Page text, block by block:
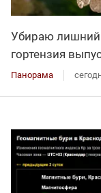
Убираю лишний
гортензия
Панорама